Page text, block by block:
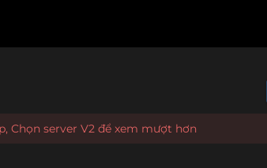
Chọn server V2 để xem mượt hơn